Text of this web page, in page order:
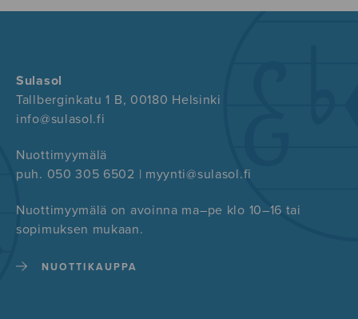
Sulasol
Tallberginkatu 1 B, 00180 Helsinki
info@sulasol.fi
Nuottimyymälä
puh. 050 305 6502 | myynti@sulasol.fi
Nuottimyymälä on avoinna ma–pe klo 10–16 tai
sopimuksen mukaan.
NUOTTIKAUPPA